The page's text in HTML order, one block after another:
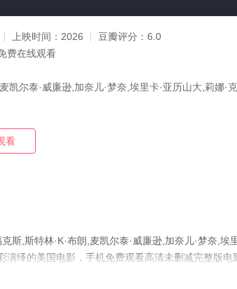
上映时间： 2026 豆瓣评分： 6.0
费在线观看
凯尔泰·威廉逊,加奈儿·梦奈,埃里卡·亚历山大,莉娜·
看
,斯特林·K·布朗,麦凯尔泰·威廉逊,加奈儿·梦奈,埃
演绎的美国电影，手机免费观看高清未删减完整版电
。